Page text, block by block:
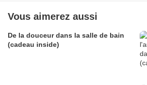
Vous aimerez aussi
De la douceur dans la salle de bain
(cadeau inside)